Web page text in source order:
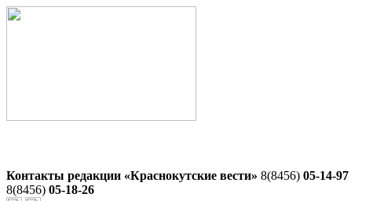
Контакты редакции «Краснокутские вести» 8(8456) 05-14-97
8(8456) 05-18-26